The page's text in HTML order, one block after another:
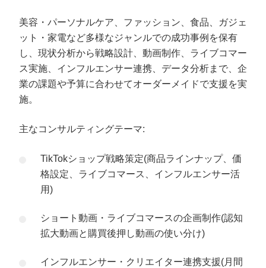
美容・パーソナルケア、ファッション、食品、ガジェ
ット・家電など多様なジャンルでの成功事例を保有
し、現状分析から戦略設計、動画制作、ライブコマー
ス実施、インフルエンサー連携、データ分析まで、企
業の課題や予算に合わせてオーダーメイドで支援を実
施。
主なコンサルティングテーマ:
TikTokショップ戦略策定(商品ラインナップ、価
格設定、ライブコマース、インフルエンサー活
用)
ショート動画・ライブコマースの企画制作(認知
拡大動画と購買後押し動画の使い分け)
インフルエンサー・クリエイター連携支援(月間